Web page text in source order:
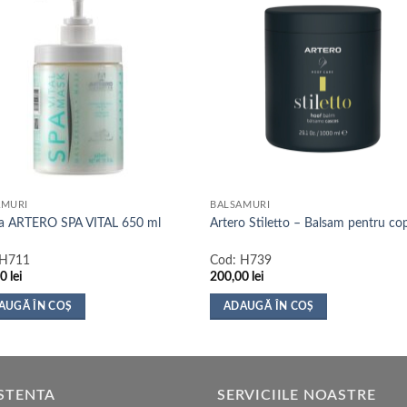
ARTERO SPA VITAL 650 ml
H711
lei
ÎN COȘ
BALSAMURI
Artero Stiletto – Balsam pentru
Cod: H739
200,00 lei
ADAUGĂ ÎN COȘ
SERVICIILE NOASTRE